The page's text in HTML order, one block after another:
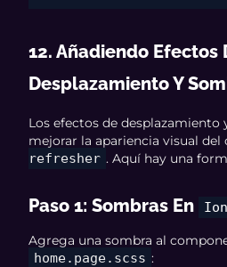
12. Añadiendo Efectos
Desplazamiento Y
Los efectos de desplazamiento
mejorar la apariencia visual
refresher . Aquí hay una
Paso 1: Sombras En
Agrega una sombra al
home.page.scss :